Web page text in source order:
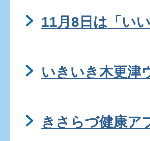
11月8日は「いい
いきいき木更津
きさらづ健康ア